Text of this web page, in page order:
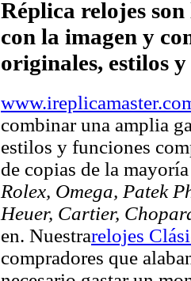
Réplica relojes
con la imagen y
originales, estilos
combinar una amplia
estilos y funciones
de copias de la
Rolex, Omega, Patek
Heuer, Cartier,
en. Nuestrarelojes
compradores que